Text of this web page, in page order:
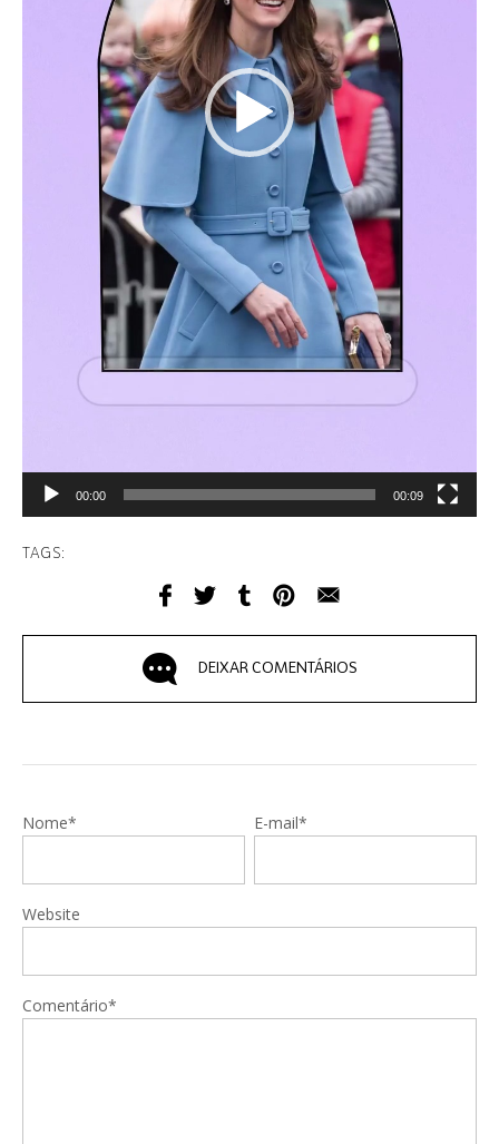
00:00 00:09
TAGS:
DEIXAR COMENTÁRIOS
Nome* E-mail*
Website
Comentário*